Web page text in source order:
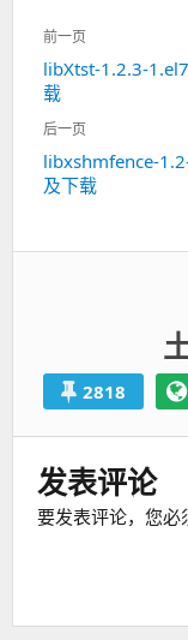
文
章
导
航
前一页
上
一
篇：
libXtst-1.2.3-
载
后一页
下
一
libxshmfence-
及下载
2818
发表评论
要发表评论，您必